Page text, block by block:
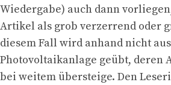
Wiedergabe) auch dann
Artikel als grob verzerrend oder
diesem Fall wird anhand nicht
Photovoltaikanlage geübt, deren
bei weitem übersteige. Den